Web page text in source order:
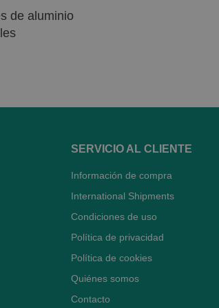
de aluminio
otorgado por la entidad
en animales.SERVICIO AL CLIENTE
Información de compra
International Shipments
Condiciones de uso
Política de privacidad
Política de cookies
Quiénes somos
Contacto